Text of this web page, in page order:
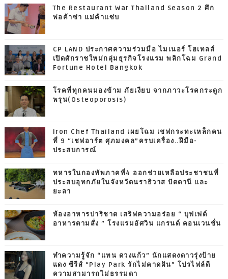
The Restaurant War Thailand Season 2 ศึก
พ่อค้าซ่า แม่ค้าแซ่บ
CP LAND ประกาศความร่วมมือ ไมเนอร์ โฮเทลส์
เปิดศักราชใหม่กลุ่มธุรกิจโรงแรม พลิกโฉม Grand
Fortune Hotel Bangkok
โรคที่ทุกคนมองข้าม ภัยเงียบ จากภาวะโรคกระดูก
พรุน(Osteoporosis)
Iron Chef Thailand เผยโฉม เชฟกระทะเหล็กคน
ที่ 9 “เชฟอาร์ต ศุภมงคล”ครบเครื่อง..ฝีมือ-
ประสบการณ์
ทหารในกองทัพภาคที่4 ออกช่วยเหลือประชาชนที่
ประสบอุทกภัยในจังหวัดนราธิวาส ปัตตานี และ
ยะลา
ห้องอาหารปาริชาต เสริฟความอร่อย “ บุฟเฟต์
อาหารตามสั่ง ” โรงแรมอัศวิน แกรนด์ คอนเวนชั่น
ทำความรู้จัก “แทน ดวงแก้ว” นักแสดงดาวรุ่งป้าย
แดง ซีรีส์ “Play Park รักไม่คาดฝัน” โปรไฟล์ดี
ความสามารถไม่ธรรมดา